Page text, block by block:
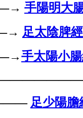
手陽明大
足太陰脾經
手太陽小
足少陽膽